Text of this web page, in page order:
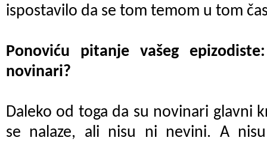
ispostavilo da se tom temom u tom
Ponoviću pitanje vašeg
novinari?
Daleko od toga da su novinari glavni
se nalaze, ali nisu ni nevini. A